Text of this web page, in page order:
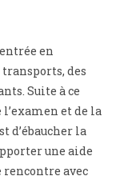
en
des
Suite à ce
et de la
d’ébaucher la
une aide
avec